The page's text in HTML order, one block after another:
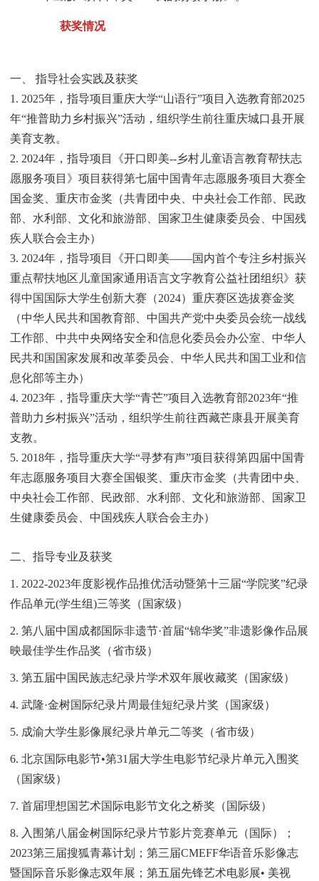
获奖情况
一、 指导社会实践及获奖
1. 2025年，指导项目重庆大学“山语行”项目入选教育部2025
年“推普助力乡村振兴”活动，组织学生前往重庆城口县开展
美育支教。
2. 2024年，指导项目《开口即美--乡村儿童语言教育帮扶志
愿服务项目》项目获得第七届中国青年志愿服务项目大赛全
国金奖、重庆市金奖（共青团中央、中央社会工作部、民政
部、水利部、文化和旅游部、国家卫生健康委员会、中国残
疾人联合会主办）
3. 2024年，指导项目《开口即美——国内首个专注乡村振兴
重点帮扶地区儿童国家通用语言文字教育公益社团组织》获
得中国国际大学生创新大赛（2024）重庆赛区选拔赛金奖
（中华人民共和国教育部、中国共产党中央委员会统一战线
工作部、中共中央网络安全和信息化委员会办公室、中华人
民共和国国家发展和改革委员会、中华人民共和国工业和信
息化部等主办）
4. 2023年，指导重庆大学“青芒”项目入选教育部2023年“推
普助力乡村振兴”活动，组织学生前往西藏芒康县开展美育
支教。
5. 2018年，指导重庆大学“寻梦有声”项目获得第四届中国青
年志愿服务项目大赛全国银奖、重庆市金奖（共青团中央、
中央社会工作部、民政部、水利部、文化和旅游部、国家卫
生健康委员会、中国残疾人联合会主办）
二、指导专业及获奖
1. 2022-2023年度影视作品推优活动暨第十三届“学院奖”纪录
作品单元(学生组)三等奖（国家级）
2. 第八届中国成都国际非遗节·首届“锦华奖”非遗影像作品展
映最佳学生作品奖（省市级）
3. 第五届中国民族志纪录片学术双年展收藏奖（国家级）
4. 武隆·金树国际纪录片周最佳短纪录片奖（国家级）
5. 成渝大学生影像展纪录片单元二等奖（省市级）
6. 北京国际电影节•第31届大学生电影节纪录片单元入围奖
（国家级）
7. 首届理想国艺术国际电影节文化之桥奖（国际级）
8. 入围第八届金树国际纪录片节影片竞赛单元（国际）；
2023第三届搜狐青幕计划；第三届CMEFF华语音乐影像志
暨国际音乐影像志双年展；第五届先锋艺术电影展• 美视